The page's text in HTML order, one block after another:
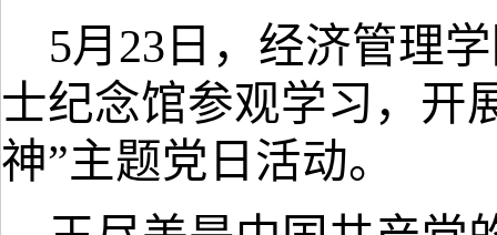
5月23日，经济管理
士纪念馆参观学习，开
神”主题党日活动。